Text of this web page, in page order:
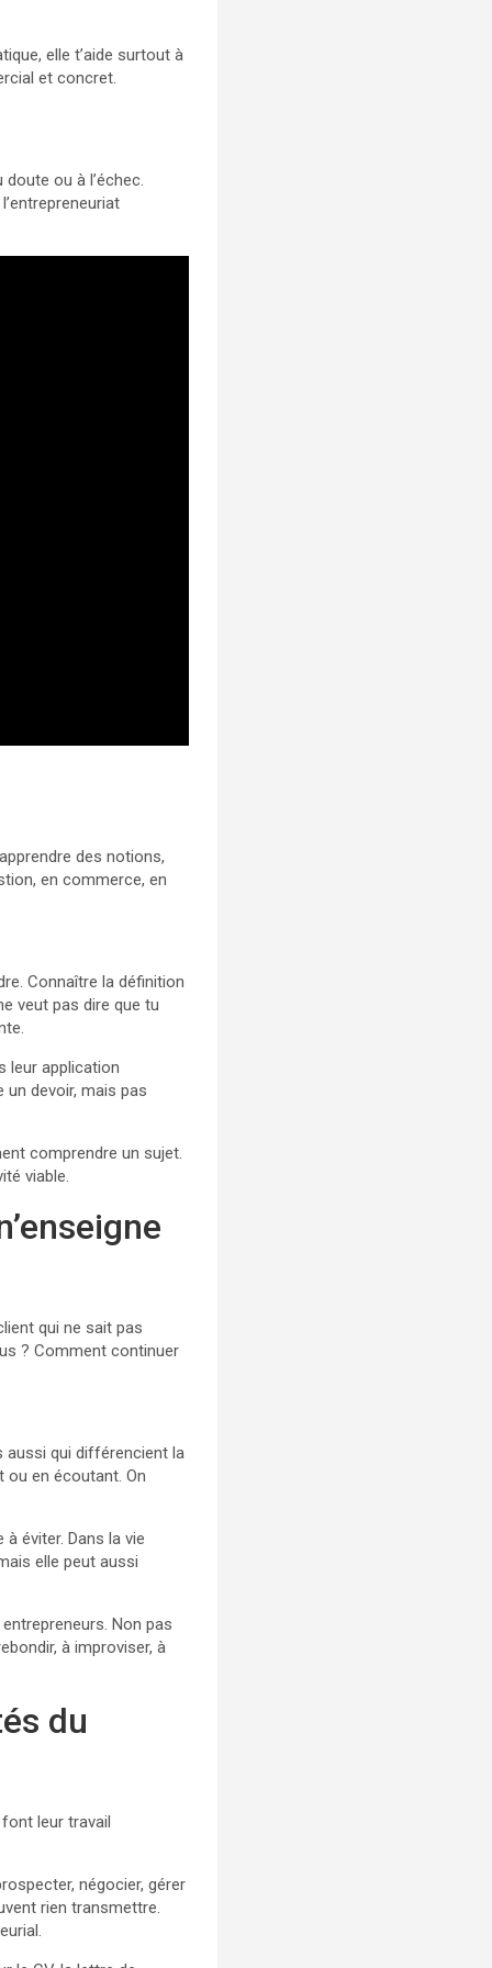
elle t’aide surtout à
et concret.
ou à l’échec.
des notions,
en commerce, en
Connaître la définition
veut pas dire que tu
leur application
devoir, mais pas
comprendre un sujet.
viable.
qui ne sait pas
? Comment continuer
aussi qui différencient la
ou en écoutant. On
à éviter. Dans la vie
elle peut aussi
Non pas
à improviser, à
du
leur travail
négocier, gérer
rien transmettre.